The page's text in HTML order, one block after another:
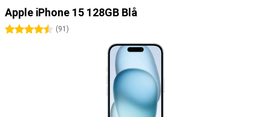
Apple iPhone 15 128GB Blå
4.5 stjärnor
(91 )